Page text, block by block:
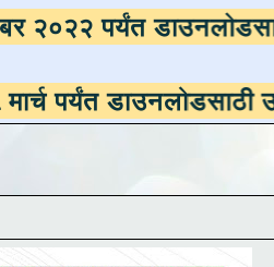
ऑक्टोबर २०२२ पर्यंत
उपलब्ध ,